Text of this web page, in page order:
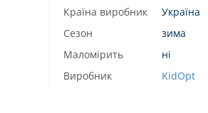
Країна виробник
Україна
Сезон
зима
Маломірить
ні
Виробник
KidOpt